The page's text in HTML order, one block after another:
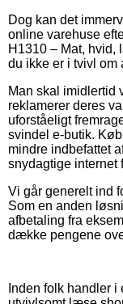
Dog kan det
online varehuse
H1310 – Mat, hvid,
du ikke er i tvivl om
Man skal imidlertid
reklamerer deres
uforståeligt
svindel e-butik.
mindre indbefattet
snydagtige internet
Vi går generelt ind
Som en anden
afbetaling fra
dække pengene
Inden folk handler